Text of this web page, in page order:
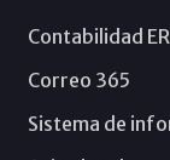
Contabilidad
Correo 365
Sistema de